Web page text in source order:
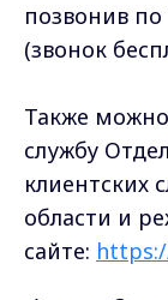
позвонив по
(звонок
Также
службу
клиентских
области и
сайте: